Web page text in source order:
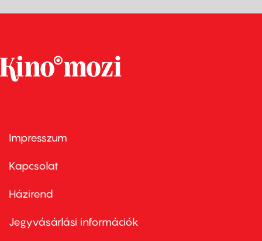
Footer
first
Impresszum
Kapcsolat
Footer
second
Házirend
Jegyvásárlási információk